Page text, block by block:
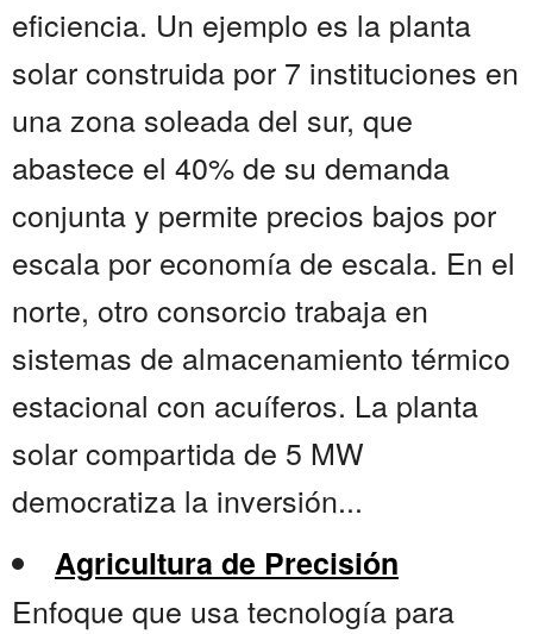
eficiencia. Un ejemplo es la planta
solar construida por 7 instituciones en
una zona soleada del sur, que
abastece el 40% de su demanda
conjunta y permite precios bajos por
escala por economía de escala. En el
norte, otro consorcio trabaja en
sistemas de almacenamiento térmico
estacional con acuíferos. La planta
solar compartida de 5 MW
democratiza la inversión...
Agricultura de Precisión
Enfoque que usa tecnología para